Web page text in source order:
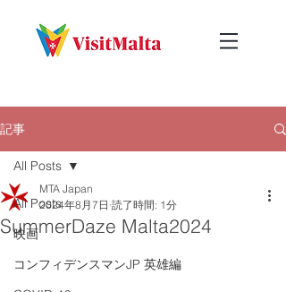
記事
All Posts
映画
コンフィデンスマンJP 英雄編
All Posts
SummerDaze Malta2024
MTA Japan
2024年8月7日 読了時間: 1分